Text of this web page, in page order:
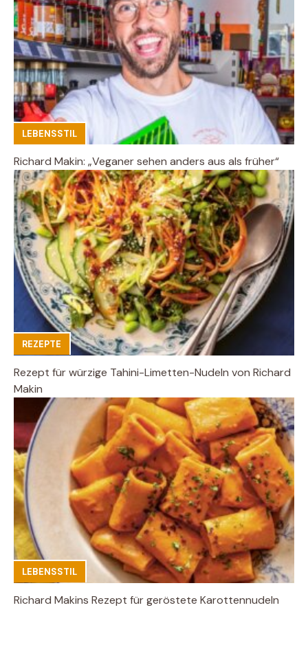
LEBENSSTIL
Richard Makin: „Veganer sehen anders aus als früher“
REZEPTE
Rezept für würzige Tahini-Limetten-Nudeln von Richard
Makin
LEBENSSTIL
Richard Makins Rezept für geröstete Karottennudeln